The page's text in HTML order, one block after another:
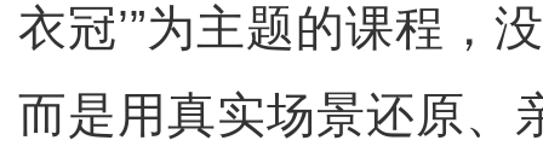
衣冠’”为主题的课程，
而是用真实场景还原、